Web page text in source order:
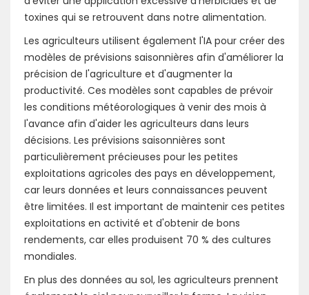
toxines qui se retrouvent dans notre alimentation.
Les agriculteurs utilisent également l'IA pour créer des
modèles de prévisions saisonnières afin d'améliorer la
précision de l'agriculture et d'augmenter la
productivité. Ces modèles sont capables de prévoir
les conditions météorologiques à venir des mois à
l'avance afin d'aider les agriculteurs dans leurs
décisions. Les prévisions saisonnières sont
particulièrement précieuses pour les petites
exploitations agricoles des pays en développement,
car leurs données et leurs connaissances peuvent
être limitées. Il est important de maintenir ces petites
exploitations en activité et d'obtenir de bons
rendements, car elles produisent 70 % des cultures
mondiales.
En plus des données au sol, les agriculteurs prennent